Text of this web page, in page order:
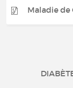
Maladie de
Syndrome
Cancer de